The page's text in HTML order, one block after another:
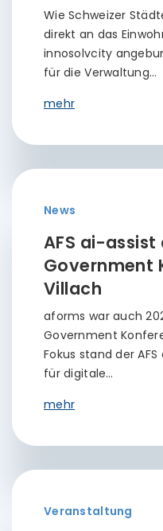
Wie Schweizer
direkt an das
innosolvcity
für die Verwaltung…
mehr
News
AFS ai-assist
Government
Villach
aforms war auch
Government
Fokus stand der
für digitale…
mehr
Veranstaltung